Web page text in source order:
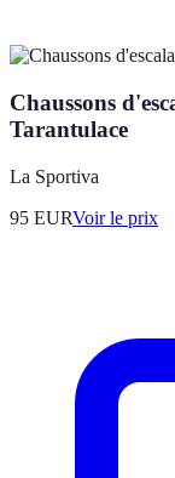
Chaussons
Tarantulace
La Sportiva
95 EURVoir le prix